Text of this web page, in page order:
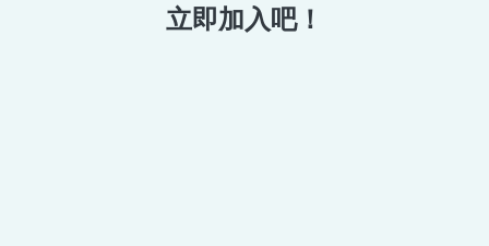
立即加入吧！